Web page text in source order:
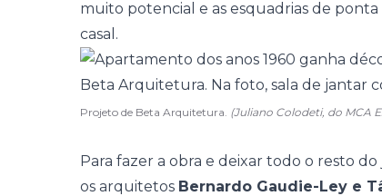
muito potencial e as esquadrias de
casal.
Projeto de Beta Arquitetura. (Juliano Colodeti, do MCA
Para fazer a obra e deixar todo o resto
os arquitetos Bernardo Gaudie-Ley e